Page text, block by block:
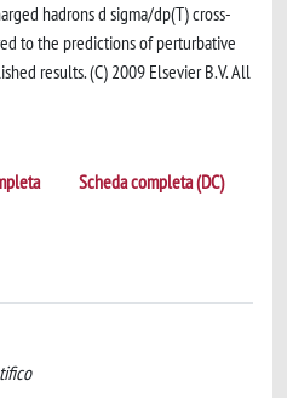
hadrons d sigma/dp(T) cross-
to the predictions of perturbative
results. (C) 2009 Elsevier B.V. All
Scheda completa (DC)